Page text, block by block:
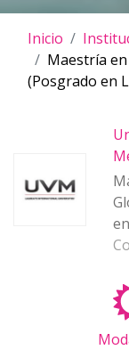
Inicio
Maestría
(Posgrado en